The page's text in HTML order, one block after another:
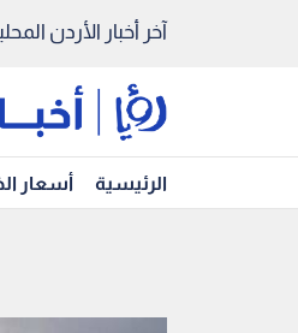
آخر أخبار الأردن
الرئيسية أسعار